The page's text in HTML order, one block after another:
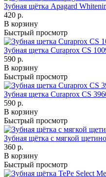
Зубная щётка Apagard
420 р.
В корзину
Быстрый просмотр
Зубная щетка Curaprox CS
590 р.
В корзину
Быстрый просмотр
Зубная щетка Curaprox CS
590 р.
В корзину
Быстрый просмотр
Зубная щётка с мягкой
360 р.
В корзину
Быстрый просмотр